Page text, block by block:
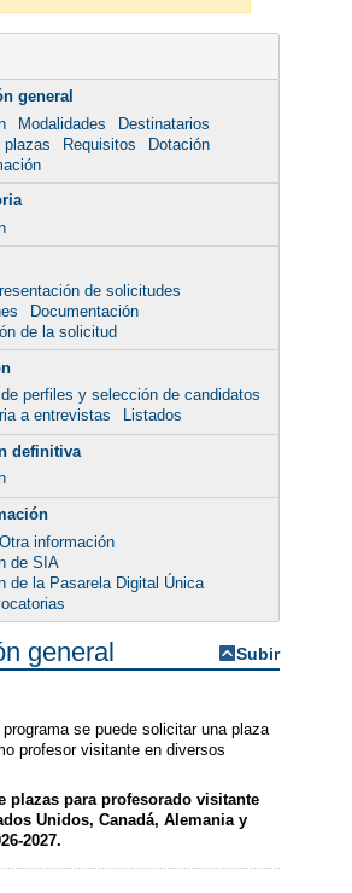
general
Modalidades
Destinatarios
plazas
Requisitos
Dotación
de solicitudes
Documentación
de la solicitud
perfiles y selección de candidatos
a entrevistas
Listados
definitiva
Otra información
de SIA
de la Pasarela Digital Única
general Subir
se puede solicitar una plaza
profesor visitante en diversos
plazas para profesorado visitante
Unidos, Canadá, Alemania y
2027.